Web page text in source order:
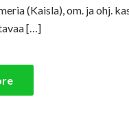
(Kaisla), om. ja ohj.
[…]